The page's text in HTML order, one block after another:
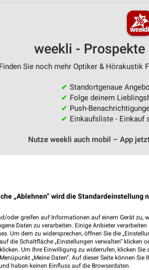
weekli - Prospekte
Finden Sie noch mehr Optiker & Hörakustik
✔ Standortgenaue
✔ Folge deinem
✔ Push-
✔ Einkaufsliste - Einkauf
Nutze weekli auch mobil – App
„Ablehnen“ wird die Standardeinstellung
oder greifen auf Informationen auf einem Gerät zu,
Daten zu verarbeiten. Einige Anbieter
Um dem zu widersprechen, öffnen Sie die
die Schaltfläche „Einstellungen verwalten“ klicken
Um Ihre Einwilligung zu widerrufen, klicken
„Meine Daten“. Auf dieser Seite können
haben keinen Einfluss auf die Browserdaten.